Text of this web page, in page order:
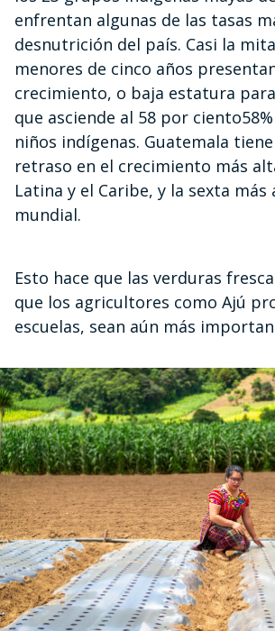
enfrentan algunas de las tasas
desnutrición del país. Casi la
menores de cinco años
crecimiento, o baja estatura
que asciende al 58 por
niños indígenas. Guatemala
retraso en el crecimiento más
Latina y el Caribe, y la sexta más
mundial.
Esto hace que las verduras
que los agricultores como Ajú
escuelas, sean aún más